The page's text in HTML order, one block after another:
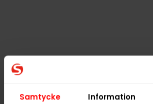
Samtycke Information
Frostnatt 10mg